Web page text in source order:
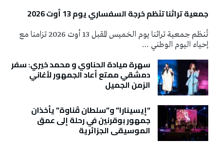
جمعية تراثنا تنَظم خرجة السفساري يوم 13 أوت 2026
تُنظم جمعية تراثنا يوم الخميس المقبل 13 أوت 2026 تزامنا مع
إحياء اليوم الوطني …
سهرة ميادة الحناوي و محمد خيري: سفر
دمشقي ممتع أعاد الجمهور لأغاني
الزمن الجميل
“إيسينارا” و”سلطان ڤناوة” يأخذان
جمهور بوقرنين في رحلة إلى عمق
الموسيقى الجزائرية